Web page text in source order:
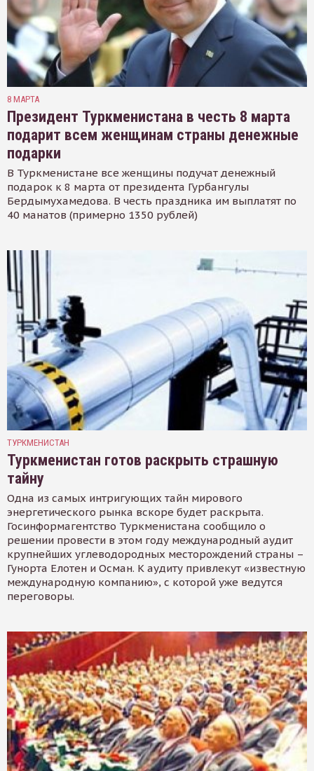
8 МАРТА
Президент Туркменистана в честь 8 марта
подарит всем женщинам страны денежные
подарки
В Туркменистане все женщины подучат денежный
подарок к 8 марта от президента Гурбангулы
Бердымухамедова. В честь праздника им выплатят по
40 манатов (примерно 1350 рублей)
ТУРКМЕНИСТАН
Туркменистан готов раскрыть страшную
тайну
Одна из самых интригующих тайн мирового
энергетического рынка вскоре будет раскрыта.
Госинформагентство Туркменистана сообщило о
решении провести в этом году международный аудит
крупнейших углеводородных месторождений страны –
Гунорта Елотен и Осман. К аудиту привлекут «известную
международную компанию», с которой уже ведутся
переговоры.